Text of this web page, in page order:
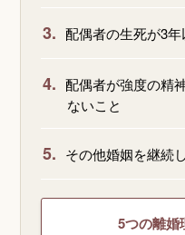
3. 配偶者の生死が3
4. 配偶者が強度の精
ないこと
5. その他婚姻を継続
5つの離婚